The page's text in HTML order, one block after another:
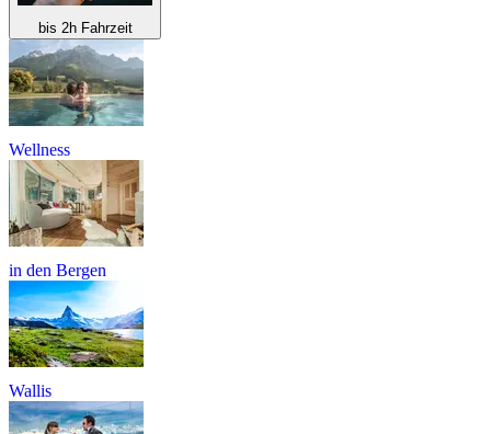
bis 2h Fahrzeit
Wellness
in den Bergen
Wallis